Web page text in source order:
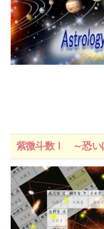
紫微斗数Ⅰ ～恐い